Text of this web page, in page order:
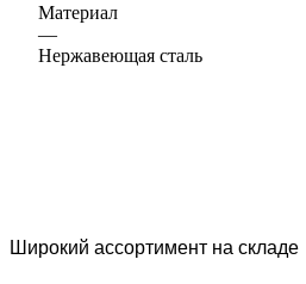
Материал
—
Нержавеющая сталь
Широкий ассортимент на складе